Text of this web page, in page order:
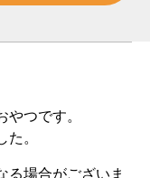
やつです。
。
る場合がございま